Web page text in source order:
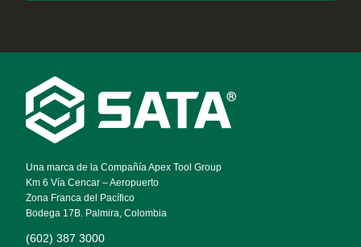
Footer
Navigation
Una marca de la Compañía Apex Tool Group
Km 6 Vía Cencar – Aeropuerto
Zona Franca del Pacífico
Bodega 17B. Palmira, Colombia
(602) 387 3000